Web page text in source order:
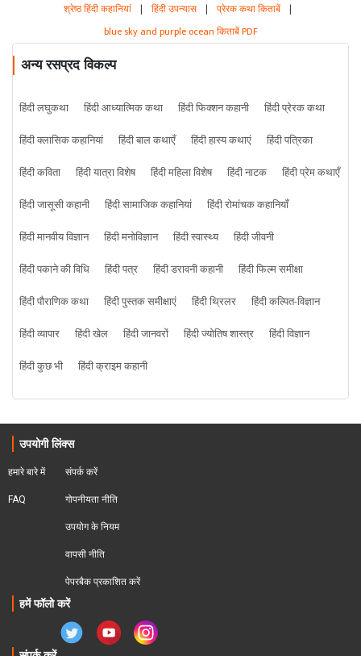
श्रेष्ठ हिंदी कहानियां | हिंदी उपन्यास | प्रेरक कथा किताबें |
blue sky and purple ocean किताबें PDF
अन्य रसप्रद विकल्प
हिंदी लघुकथा हिंदी आध्यात्मिक कथा हिंदी फिक्शन कहानी
हिंदी प्रेरक कथा
हिंदी क्लासिक कहानियां
हिंदी बाल कथाएँ हिंदी हास्य कथाएं
हिंदी पत्रिका
हिंदी कविता
हिंदी यात्रा विशेष हिंदी महिला विशेष हिंदी नाटक
हिंदी प्रेम कथाएँ
हिंदी जासूसी कहानी
हिंदी सामाजिक कहानियां
हिंदी रोमांचक कहानियाँ
हिंदी मानवीय विज्ञान
हिंदी मनोविज्ञान हिंदी स्वास्थ्य
हिंदी जीवनी
हिंदी पकाने की विधि
हिंदी पत्र हिंदी डरावनी कहानी
हिंदी फिल्म समीक्षा
हिंदी पौराणिक कथा
हिंदी पुस्तक समीक्षाएं हिंदी थ्रिलर
हिंदी कल्पित-विज्ञान
हिंदी व्यापार
हिंदी खेल हिंदी जानवरों हिंदी ज्योतिष शास्त्र
हिंदी विज्ञान
हिंदी कुछ भी
हिंदी क्राइम कहानी
उपयोगी लिंक्स
हमारे बारे में
FAQ
संपर्क करें
गोपनीयता नीति
उपयोग के नियम
वापसी नीति
पेपरबैक प्रकाशित करें
हमें फॉलो करें